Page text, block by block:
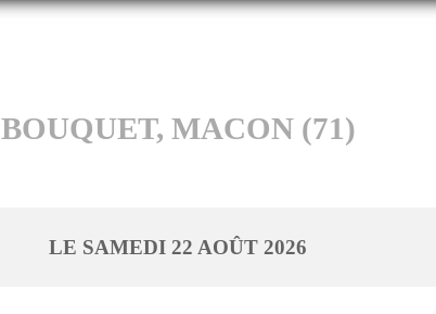
BOUQUET, MACON (71)
LE SAMEDI 22 AOÛT 2026